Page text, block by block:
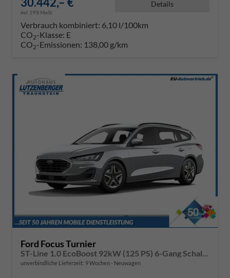
incl. 19% MwSt.
Details
Verbrauch kombiniert: 6,10 l/100km
CO2-Klasse: E
CO2-Emissionen: 138,00 g/km
Ford Focus Turnier
unverbindliche Lieferzeit: 9 Wochen Neuwagen